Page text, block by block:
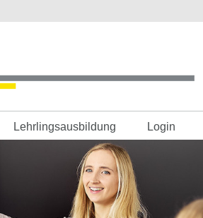
Lehrlingsausbildung Login